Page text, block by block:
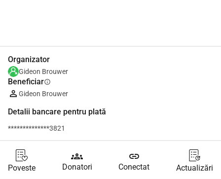
Organizator
Gideon Brouwer
Beneficiarinfo
Gideon Brouwer
Detalii bancare pentru plată
**************3821
Poveste
groups
Donatori
link
Conectat Actualizări